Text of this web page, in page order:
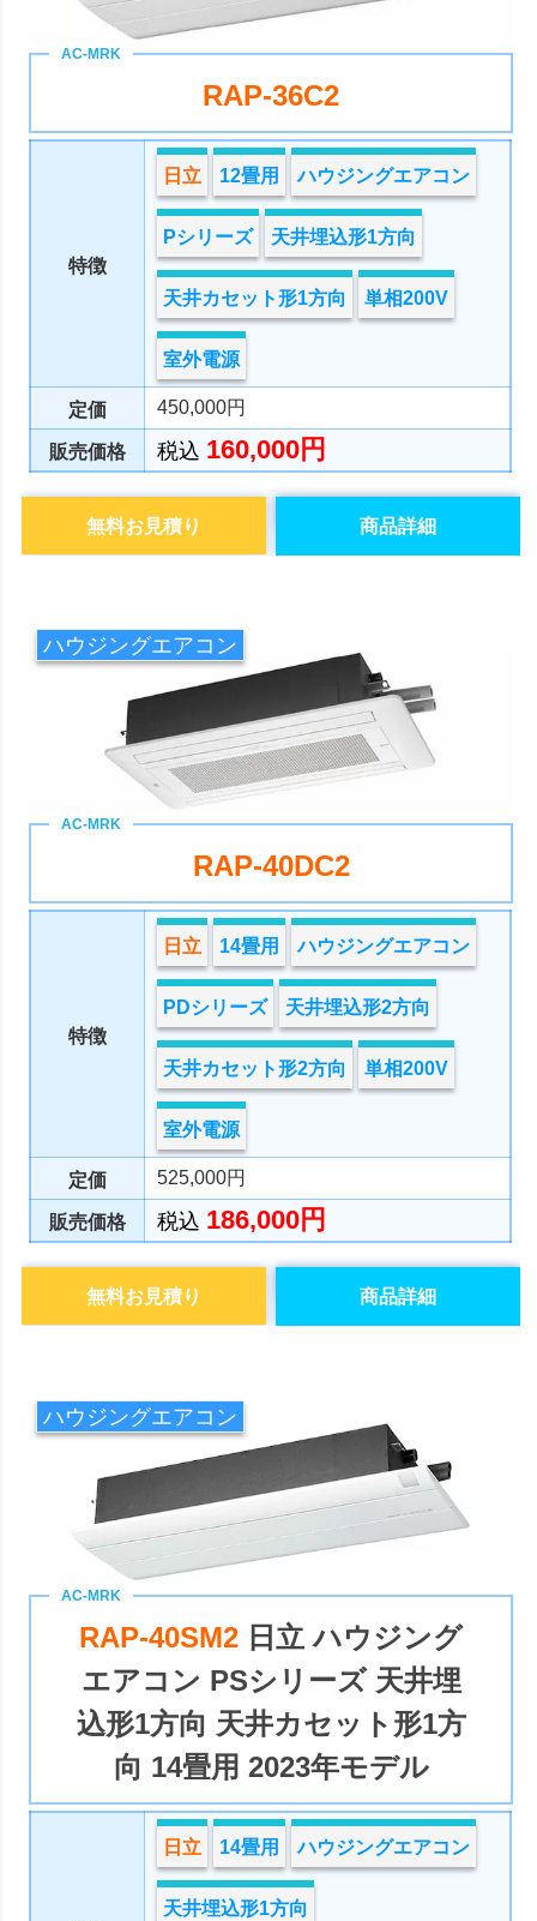
RAP-36C2
特徴
日立 12畳用 ハウジングエアコン
Pシリーズ 天井埋込形1方向
天井カセット形1方向 単相200V
室外電源
定価 450,000円
販売価格 税込 160,000円
商品詳細
無料お見積り
ハウジングエアコン
RAP-40DC2
特徴
日立 14畳用 ハウジングエアコン
PDシリーズ 天井埋込形2方向
天井カセット形2方向 単相200V
室外電源
定価 525,000円
販売価格 税込 186,000円
商品詳細
無料お見積り
ハウジングエアコン
RAP-40SM2 日立 ハウジング
エアコン PSシリーズ 天井埋
込形1方向 天井カセット形1方
向 14畳用 2023年モデル
日立 14畳用 ハウジングエアコン
天井埋込形1方向